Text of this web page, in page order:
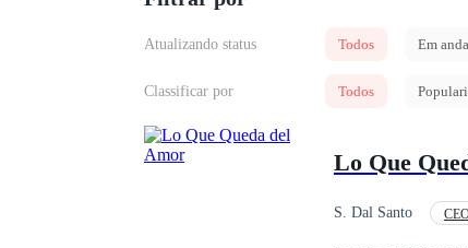
Atualizando status Todos Em
Classificar por Todos
Lo Que
S. Dal Santo